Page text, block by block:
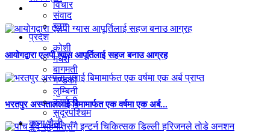
विचार
संवाद
ब्लग
प्रदेश
कोशी
मधेश
बागमती
गण्डकी
लुम्बिनी
कर्णाली
सुदूरपश्चिम
कला/शैली
आयोगद्वारा एलपी ग्यास आपूर्तिलाई सहज बनाउ आग्रह
भरतपुर अस्पताललाई बिमामार्फत एक वर्षमा एक अर्ब...